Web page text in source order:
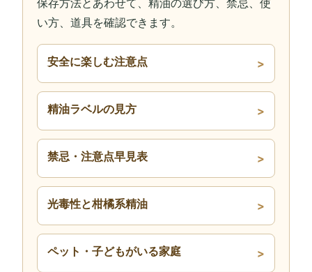
保存方法とあわせて、精油の選び方、禁忌、使
い方、道具を確認できます。
安全に楽しむ注意点
精油ラベルの見方
禁忌・注意点早見表
光毒性と柑橘系精油
ペット・子どもがいる家庭